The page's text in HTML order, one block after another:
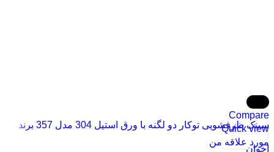
-16%
Compare
Quick view
مورد علاقه من
سینک ظرفشویی توکار دو لگنه با ورق استیل 304 مدل 357 برند
اخوان – ضد خش و با عمق 20 سانتیمتر
اخوان